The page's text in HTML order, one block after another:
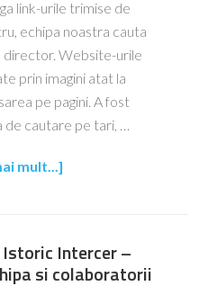
link-urile trimise de
echipa noastra cauta
director. Website-urile
prin imagini atat la
pe pagini. A fost
de cautare pe tari, …
mult...]
Istoric Intercer –
si colaboratorii